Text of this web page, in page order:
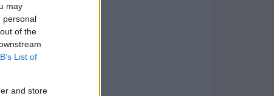
may
personal
of the
List of
and store